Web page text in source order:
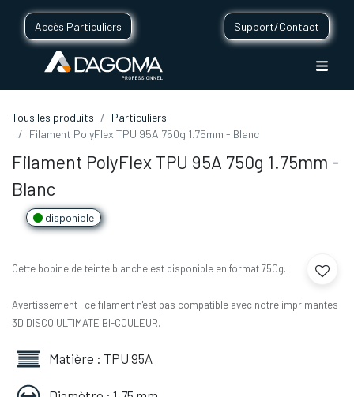
Accès Particuliers Support/Contact
Tous les produits
Particuliers
Filament PolyFlex TPU 95A 750g 1.75mm - Blanc
Filament PolyFlex TPU 95A 750g 1.75mm -
Blanc
disponible
Cette bobine de teinte blanche est disponible en format 750g.
Avertissement : ce filament n'est pas compatible avec notre imprimantes
3D DISCO ULTIMATE BI-COULEUR.
Matière : TPU 95A